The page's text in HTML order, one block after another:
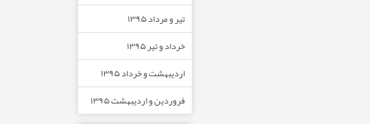
تیر و مرداد ۱۳۹۵
خرداد و تیر ۱۳۹۵
اردیبهشت و خرداد ۱۳۹۵
فروردین و اردیبهشت ۱۳۹۵